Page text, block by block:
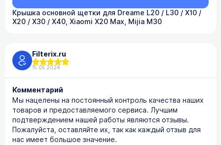
Крышка основной щетки для Dreame L20 / L30 / X10 /
X20 / X30 / X40, Xiaomi X20 Max, Mijia M30
Filterix.ru
15.05.2024
Комментарий
Мы нацелены на постоянный контроль качества наших
товаров и предоставляемого сервиса. Лучшим
подтверждением нашей работы являются отзывы.
Пожалуйста, оставляйте их, так как каждый отзыв для
нас имеет большое значение.